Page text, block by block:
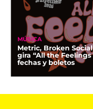
MÚSICA
Metric, Broken
gira “All the
fechas y boletos